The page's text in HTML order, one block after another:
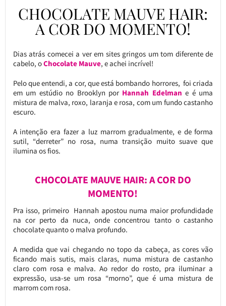
CHOCOLATE MAUVE HAIR:
A COR DO MOMENTO!
Dias atrás comecei a ver em sites gringos um tom diferente de
cabelo, oChocolate Mauve, e achei incrível!
Pelo que entendi, a cor, que está bombando horrores, foi criada
em um estúdio no Brooklyn por Hannah Edelmane é uma
mistura de malva, roxo, laranja e rosa, com um fundo castanho
escuro.
A intenção era fazer a luz marrom gradualmente, e de forma
sutil, “derreter” no rosa, numa transição muito suave que
ilumina os fios.
CHOCOLATE MAUVE HAIR: A COR DO
MOMENTO!
Pra isso, primeiro Hannah apostou numa maior profundidade
na cor perto da nuca, onde concentrou tanto o castanho
chocolate quanto o malva profundo.
A medida que vai chegando no topo da cabeça, as cores vão
ficando mais sutis, mais claras, numa mistura de castanho
claro com rosa e malva. Ao redor do rosto, pra iluminar a
expressão, usa-se um rosa “morno”, que é uma mistura de
marrom com rosa.